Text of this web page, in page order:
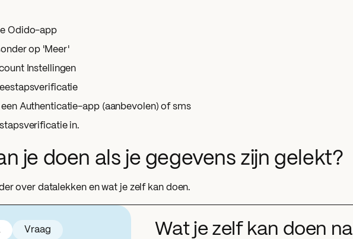
Odido-app
op 'Meer'
Instellingen
Authenticatie-app (aanbevolen) of sms
in.
je doen als je gegevens zijn gelekt?
over datalekken en wat je zelf kan doen.
Vraag
Wat je zelf kan doen na